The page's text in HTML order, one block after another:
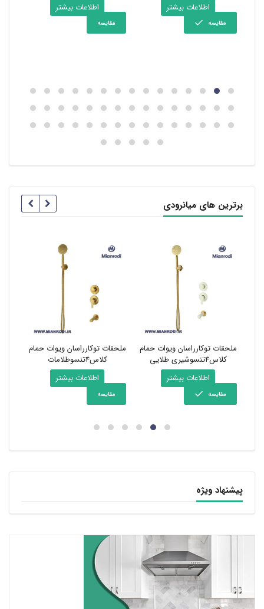
اطلاعات بیشتر
مقایسه
اطلاعات بیشتر
مقایسه
برترین های میانرودی
ملحقات توکارراسان ویوات حمام
کلاس4تنسوشیری طلایی
اطلاعات بیشتر
مقایسه
ملحقات توکارراسان ویوات حمام
کلاس4تنسوطلامات
اطلاعات بیشتر
مقایسه
پیشنهاد ویژه